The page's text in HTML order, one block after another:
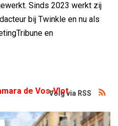
Sinds 2023 werkt zij
bij Twinkle en nu als
en
de Vos-VlotVolg via RSS